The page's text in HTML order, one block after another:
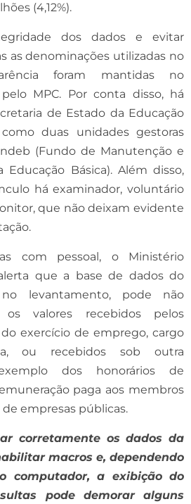
(4,12%).
dos dados e evitar
as denominações utilizadas no
foram mantidas no
MPC. Por conta disso, há
de Estado da Educação
duas unidades gestoras
(Fundo de Manutenção e
Educação Básica). Além disso,
há examinador, voluntário
que não deixam evidente
com pessoal, o Ministério
que a base de dados do
levantamento, pode não
valores recebidos pelos
exercício de emprego, cargo
ou recebidos sob outra
dos honorários de
paga aos membros
empresas públicas.
corretamente os dados da
macros e, dependendo
computador, a exibição do
pode demorar alguns